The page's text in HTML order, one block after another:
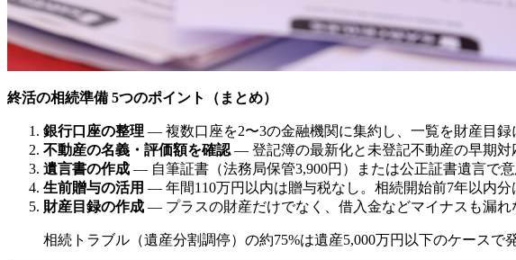
終活の相続準備 5つのポイント（まとめ）
銀行口座の整理 — 複数口座を2〜3の金融機関に集約し、一覧を財産目録
不動産の名義・評価額を確認 — 登記簿の最新化と未登記不動産の早期対
遺言書の作成 — 自筆証書（法務局保管3,900円）または公正証書遺言で
生前贈与の活用 — 年間110万円以内は贈与税なし。相続開始前7年以内分
財産目録の作成 — プラスの財産だけでなく、借入金などマイナスも漏れ
相続トラブル（遺産分割調停）の約75%は遺産5,000万円以下のケース